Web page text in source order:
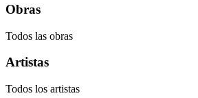
Obras
Todos las obras
Artistas
Todos los artistas